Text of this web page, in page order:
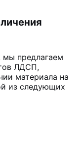
мы предлагаем
ЛДСП,
материала на
из следующих